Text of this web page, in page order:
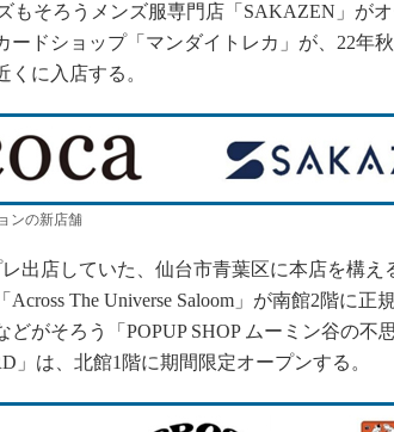
もそろうメンズ服専門店「SAKAZEN」が
ードショップ「マンダイトレカ」が、22年
くに入店する。
ンの新店舗
出店していた、仙台市青葉区に本店を構え
The Universe Saloom」が南館2階に正
がそろう「POPUP SHOP ムーミン谷の不
は、北館1階に期間限定オープンする。